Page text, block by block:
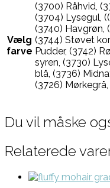
Vælg
farve
(3700) Råhvid,
(3704) Lysegul,
(3740) Havgrøn,
(3744) Støvet
Pudder, (3742)
syren, (3730)
blå, (3736)
(3726)
Du vil måske
Relaterede